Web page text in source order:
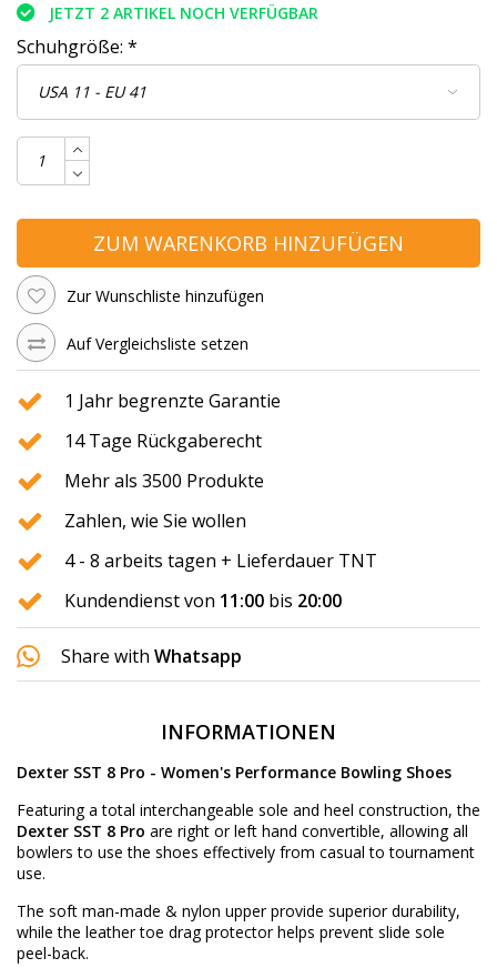
JETZT 2 ARTIKEL NOCH VERFÜGBAR
Schuhgröße: *
ZUM WARENKORB HINZUFÜGEN
Zur Wunschliste hinzufügen
Auf Vergleichsliste setzen
1 Jahr begrenzte Garantie
14 Tage Rückgaberecht
Mehr als 3500 Produkte
Zahlen, wie Sie wollen
4 - 8 arbeits tagen + Lieferdauer TNT
Kundendienst von 11:00 bis 20:00
Share with Whatsapp
INFORMATIONEN
Dexter SST 8 Pro - Women's Performance Bowling Shoes
Featuring a total interchangeable sole and heel construction, the
Dexter SST 8 Pro are right or left hand convertible, allowing all
bowlers to use the shoes effectively from casual to tournament
use.
The soft man-made & nylon upper provide superior durability,
while the leather toe drag protector helps prevent slide sole
peel-back.